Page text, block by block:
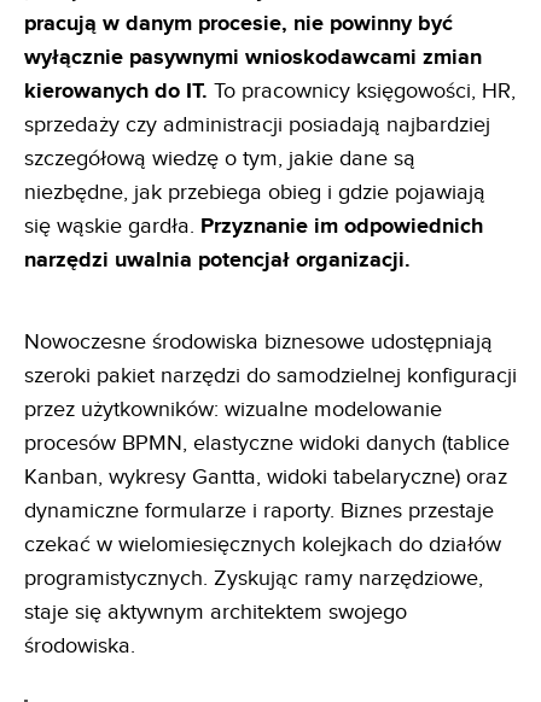
pracują w danym procesie, nie powinny być
wyłącznie pasywnymi wnioskodawcami zmian
kierowanych do IT. To pracownicy księgowości, HR,
sprzedaży czy administracji posiadają najbardziej
szczegółową wiedzę o tym, jakie dane są
niezbędne, jak przebiega obieg i gdzie pojawiają
się wąskie gardła. Przyznanie im odpowiednich
narzędzi uwalnia potencjał organizacji.
Nowoczesne środowiska biznesowe udostępniają
szeroki pakiet narzędzi do samodzielnej konfiguracji
przez użytkowników: wizualne modelowanie
procesów BPMN, elastyczne widoki danych (tablice
Kanban, wykresy Gantta, widoki tabelaryczne) oraz
dynamiczne formularze i raporty. Biznes przestaje
czekać w wielomiesięcznych kolejkach do działów
programistycznych. Zyskując ramy narzędziowe,
staje się aktywnym architektem swojego
środowiska.